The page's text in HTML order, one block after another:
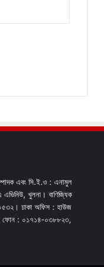
এবং সি.ই.ও : এনামুল
এভিনিউ, খুলনা। বাণিজ্যিক
ঢাকা অফিস : হাউজ
ফোন : ০১৭১৪-০৩৮৮২৩,